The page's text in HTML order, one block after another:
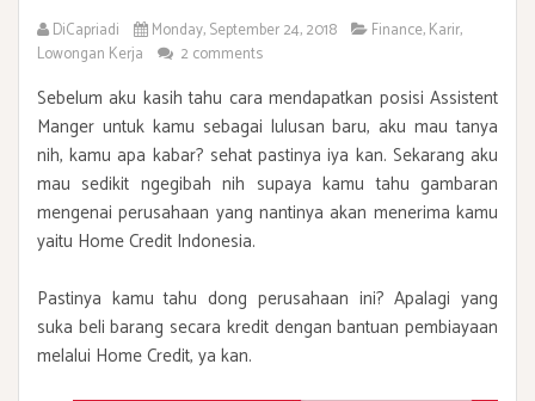
DiCapriadi Monday, September 24, 2018 Finance,Karir,
Lowongan Kerja
2 comments
Sebelum aku kasih tahu cara mendapatkan posisi Assistent
Manger untuk kamu sebagai lulusan baru, aku mau tanya
nih, kamu apa kabar? sehat pastinya iya kan. Sekarang aku
mau sedikit ngegibah nih supaya kamu tahu gambaran
mengenai perusahaan yang nantinya akan menerima kamu
yaitu Home Credit Indonesia.
Pastinya kamu tahu dong perusahaan ini? Apalagi yang
suka beli barang secara kredit dengan bantuan pembiayaan
melalui Home Credit, ya kan.